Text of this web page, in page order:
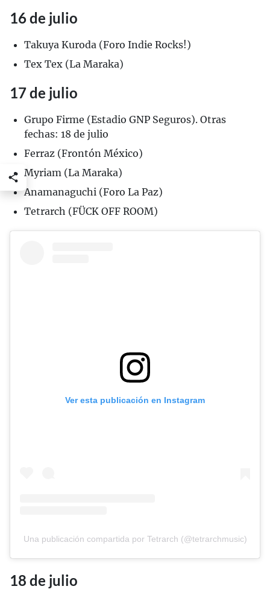
16 de julio
Takuya Kuroda (Foro Indie Rocks!)
Tex Tex (La Maraka)
17 de julio
Grupo Firme (Estadio GNP Seguros). Otras
fechas: 18 de julio
Ferraz (Frontón México)
Myriam (La Maraka)
Anamanaguchi (Foro La Paz)
Tetrarch (FÜCK OFF ROOM)
Ver esta publicación en Instagram
Una publicación compartida por Tetrarch (@tetrarchmusic)
18 de julio